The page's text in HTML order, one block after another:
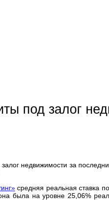
под залог
недвижимости за
средняя реальная ставка
была на уровне 25,06%